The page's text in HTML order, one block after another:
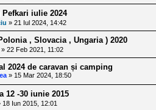
iulie 2024
» 21 Iul 2024, 14:42
, Slovacia , Ungaria ) 2020
» 22 Feb 2021, 11:02
2024 de caravan și camping
» 15 Mar 2024, 18:50
12 -30 iunie 2015
18 Iun 2015, 12:01